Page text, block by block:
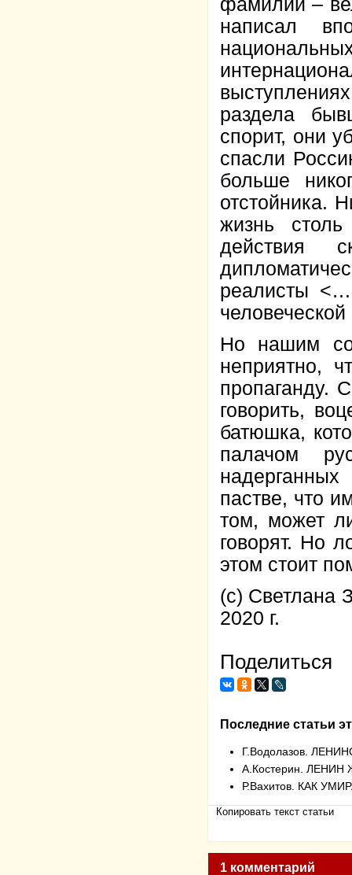
фамилии –
написал
раздела
спорит, они
спасли
больше
отстойника.
жизнь
действия
реалисты
Но нашим
неприятно,
пропаганду.
говорить,
батюшка,
палачом
пастве, что
том, может
говорят. Но
этом стоит
(с)
2020 г.
Поделиться
Последние статьи
Г.Водолазов.
А.Костерин.
Р.Вахитов. КАК
Копировать текст статьи
1 комментарий